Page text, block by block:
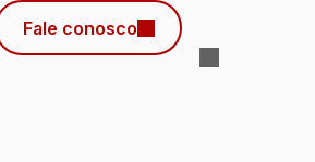
Fale conosco